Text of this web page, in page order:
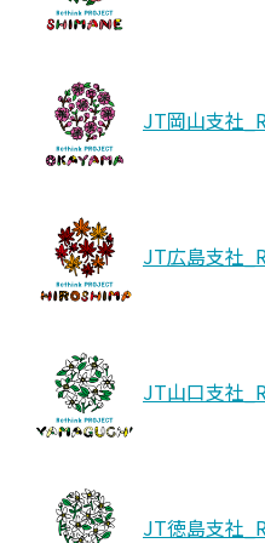
JT岡山支社
JT広島支社
JT山口支社
JT徳島支社